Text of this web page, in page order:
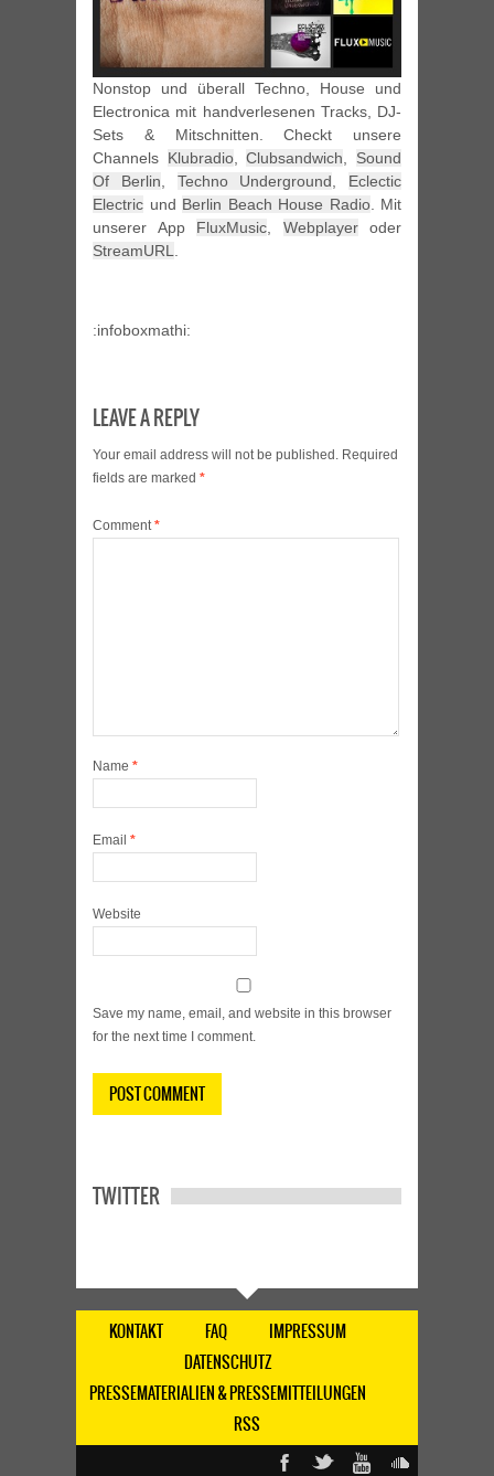
Nonstop und überall Techno, House und
Electronica mit handverlesenen Tracks, DJ-
Sets & Mitschnitten. Checkt unsere
Channels Klubradio,Clubsandwich
Sound
Of Berlin
Techno Underground
Eclectic
Electric und Berlin Beach House Radio. Mit
unserer App FluxMusic Webplayeroder
StreamURL
:infoboxmathi:
LEAVE A REPLY
Your email address will not be published. Required
fields are marked *
Comment *
Name *
Email *
Website
Save my name, email, and website in this browser
for the next time I comment.
TWITTER
KONTAKT FAQ
IMPRESSUM
DATENSCHUTZ
PRESSEMATERIALIEN & PRESSEMITTEILUNGEN
RSS